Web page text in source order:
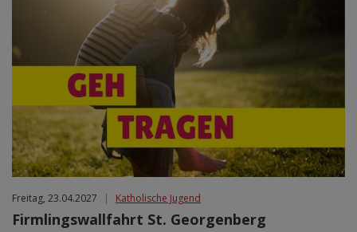
Freitag, 23.04.2027 | Katholische Jugend
Firmlingswallfahrt St. Georgenberg